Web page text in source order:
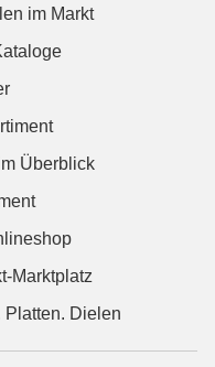
im Markt
Überblick
Marktplatz
Dielen